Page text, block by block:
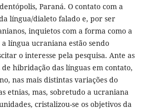
Paraná. O contato com a
língua/dialeto falado e, por ser
inquietos com a forma como a
língua ucraniana estão sendo
o interesse pela pesquisa. Ante as
hibridação das línguas em contato,
nas mais distintas variações do
etnias, mas, sobretudo a ucraniana
cristalizou-se os objetivos da